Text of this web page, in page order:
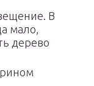
В
мало,
дерево